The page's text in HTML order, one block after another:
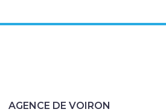
AGENCE DE VOIRON